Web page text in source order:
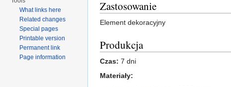
Zastosowanie
Element dekoracyjny
Produkcja
Czas: 7 dni
Materiały:
What links here
Related changes
Special pages
Printable version
Permanent link
Page information